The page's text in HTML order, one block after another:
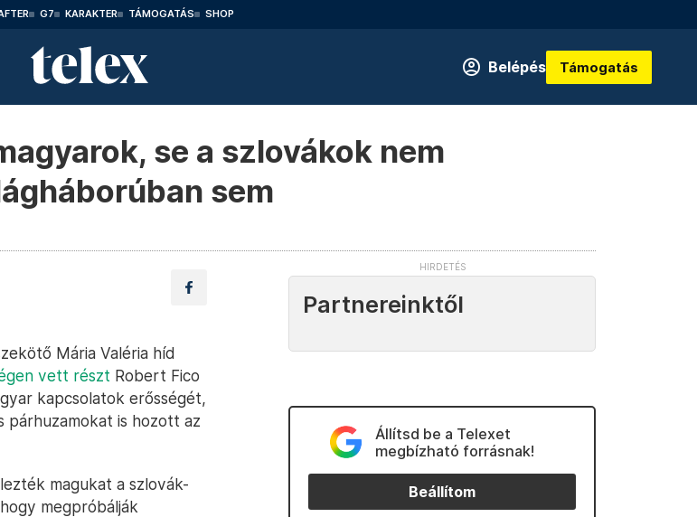
G7 KARAKTER TÁMOGATÁS SHOP
Belépés Támogatás
se a szlovákok nem
sem
Mária Valéria híd
vett részt Robert Fico
kapcsolatok erősségét,
párhuzamokat is hozott az
magukat a szlovák-
megpróbálják
Partnereinktől
Állítsd be a Telexet
megbízható forrásnak!
Beállítom